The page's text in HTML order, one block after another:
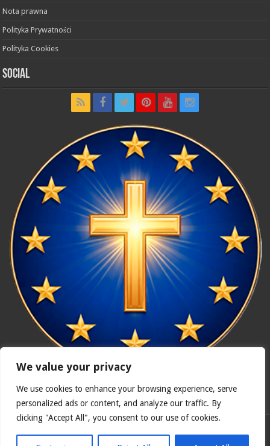
We value your privacy
We use cookies to enhance your browsing experience, serve
personalized ads or content, and analyze our traffic. By
clicking "Accept All", you consent to our use of cookies.
Nota prawna
Polityka Prywatności
Polityka Cookies
Social
In nómine Patris, et Fílii, et Spíritus Sancti. Amen.